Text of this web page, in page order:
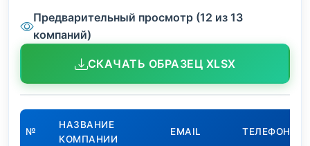
Предварительный просмотр (12 из 13
компаний)
СКАЧАТЬ ОБРАЗЕЦ XLSX
№
НАЗВАНИЕ
КОМПАНИИ
EMAIL ТЕЛЕФОН